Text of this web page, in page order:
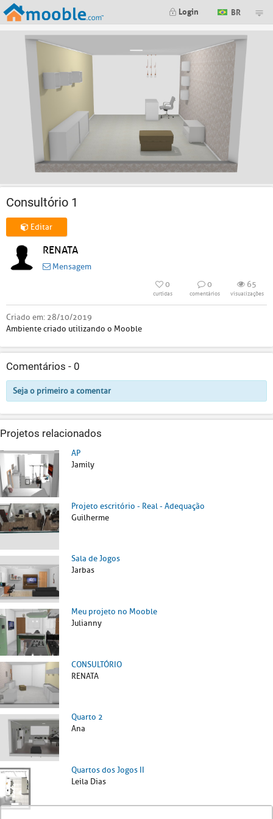
Login BR
Consultório 1
Editar
RENATA
Mensagem
0
curtidas
0
comentários
65
visualizações
Criado em: 28/10/2019
Ambiente criado utilizando o Mooble
Comentários - 0
Seja o primeiro a comentar
Projetos relacionados
AP
Jamily
Projeto escritório - Real - Adequação
Guilherme
Sala de Jogos
Jarbas
Meu projeto no Mooble
Julianny
CONSULTÓRIO
RENATA
Quarto 2
Ana
Quartos dos Jogos II
Leila Dias